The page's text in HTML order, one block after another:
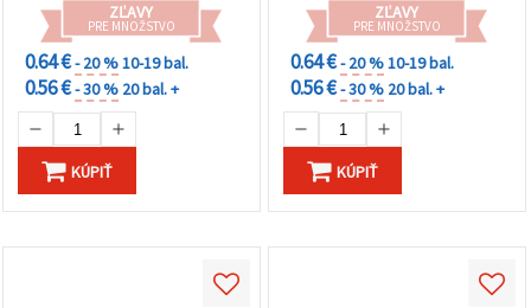
ZĽAVY
PRE MNOŽSTVO
0.64 €- 20 %10-19 bal.
0.56 €- 30 % 20 bal. +
KÚPIŤ
ZĽAVY
PRE MNOŽSTVO
0.64 €- 20 %10-19 bal.
0.56 €- 30 % 20 bal. +
KÚPIŤ